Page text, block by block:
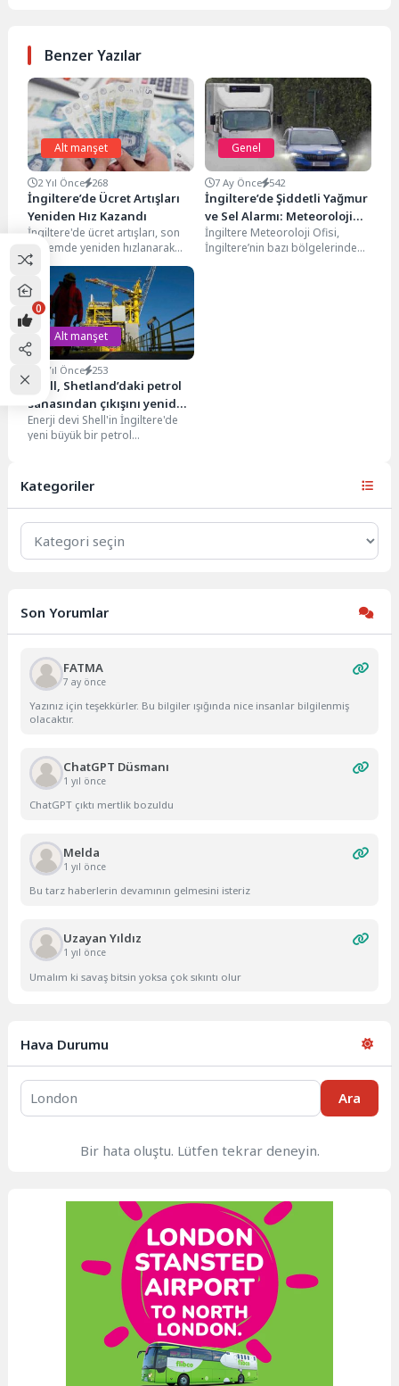
Benzer Yazılar
Alt manşet
2 Yıl Önce 268
İngiltere’de Ücret Artışları
Yeniden Hız Kazandı
İngiltere'de ücret artışları, son
dönemde yeniden hızlanarak
ekonomi gündeminde önemli
bir yer edindi. Ulusal İstatistik...
Genel
7 Ay Önce 542
İngiltere’de Şiddetli Yağmur
ve Sel Alarmı: Meteoroloji
Ofisi’nden Turuncu Uyarı
İngiltere Meteoroloji Ofisi,
İngiltere’nin bazı bölgelerinde
Alt manşet
4 Yıl Önce 253
Shell, Shetland’daki petrol
sahasından çıkışını yeniden
değerlendiriyor
Enerji devi Shell'in İngiltere'de
yeni büyük bir petrol
yeniden...
Kategoriler
Kategoriler
Son Yorumlar
FATMA
7 ay önce
Yazınız için teşekkürler. Bu bilgiler ışığında nice insanlar bilgilenmiş
olacaktır.
ChatGPT Düsmanı
1 yıl önce
ChatGPT çıktı mertlik bozuldu
Melda
1 yıl önce
Bu tarz haberlerin devamının gelmesini isteriz
Uzayan Yıldız
1 yıl önce
Umalım ki savaş bitsin yoksa çok sıkıntı olur
Hava Durumu
Ara
Bir hata oluştu. Lütfen tekrar deneyin.
0